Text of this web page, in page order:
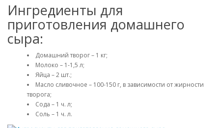
Ингредиенты для
приготовления домашнего
сыра:
Домашний творог – 1 кг;
Молоко – 1-1,5 л;
Яйца – 2 шт.;
Масло сливочное – 100-150 г, в зависимости от жирности
творога;
Сода – 1 ч. л;
Соль – 1 ч. л.